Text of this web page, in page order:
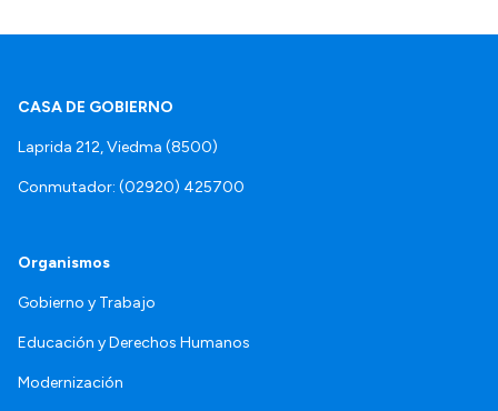
CASA DE GOBIERNO
Laprida 212, Viedma (8500)
Conmutador: (02920) 425700
Organismos
Gobierno y Trabajo
Educación y Derechos Humanos
Modernización